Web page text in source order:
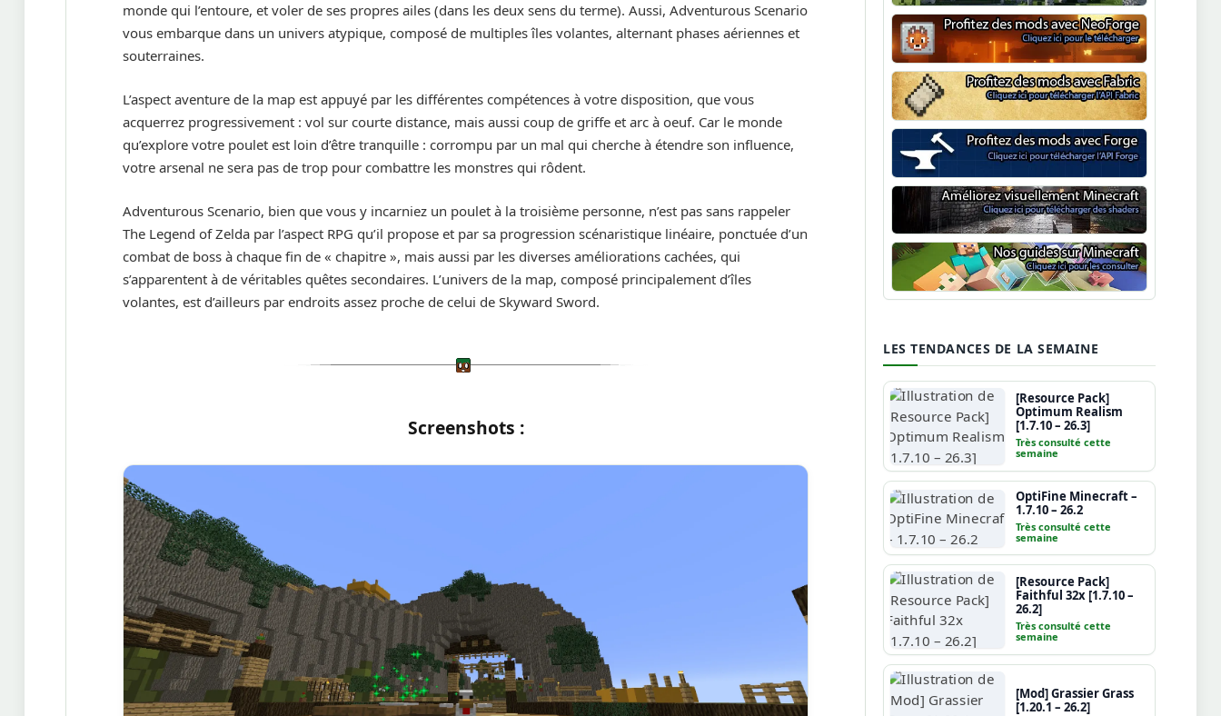
monde qui l’entoure, et voler de ses propres ailes (dans les deux sens du terme). Aussi, Adventurous Scenario
vous embarque dans un univers atypique, composé de multiples îles volantes, alternant phases aériennes et
souterraines.
L’aspect aventure de la map est appuyé par les différentes compétences à votre disposition, que vous
acquerrez progressivement : vol sur courte distance, mais aussi coup de griffe et arc à oeuf. Car le monde
qu’explore votre poulet est loin d’être tranquille : corrompu par un mal qui cherche à étendre son influence,
votre arsenal ne sera pas de trop pour combattre les monstres qui rôdent.
Adventurous Scenario, bien que vous y incarniez un poulet à la troisième personne, n’est pas sans rappeler
The Legend of Zelda par l’aspect RPG qu’il propose et par sa progression scénaristique linéaire, ponctuée d’un
combat de boss à chaque fin de « chapitre », mais aussi par les diverses améliorations cachées, qui
s’apparentent à de véritables quêtes secondaires. L’univers de la map, composé principalement d’îles
volantes, est d’ailleurs par endroits assez proche de celui de Skyward Sword.
Screenshots :
Optifine
NeoForge
Minecraft Fabric
Minecraft Forge
Shaders Minecraft
Guide Minecraft
LES TENDANCES DE LA SEMAINE
[Resource Pack]
Optimum Realism
[1.7.10 – 26.3]
Très consulté cette
semaine
OptiFine Minecraft –
1.7.10 – 26.2
Très consulté cette
semaine
[Resource Pack]
Faithful 32x [1.7.10 –
26.2]
Très consulté cette
semaine
[Mod] Grassier Grass
[1.20.1 – 26.2]